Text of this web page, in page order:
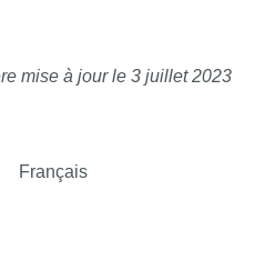
mise à jour le 3 juillet 2023
Français